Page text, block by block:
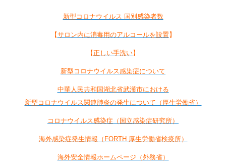
新型コロナウイルス 国別感染者数
【サロン内に消毒用のアルコールを設置】
【正しい手洗い】
新型コロナウイルス感染症について
中華人民共和国湖北省武漢市における
新型コロナウイルス関連肺炎の発生について（厚生労働省）
コロナウイルス感染症（国立感染症研究所）
海外感染症発生情報（FORTH 厚生労働省検疫所）
海外安全情報ホームページ（外務省）